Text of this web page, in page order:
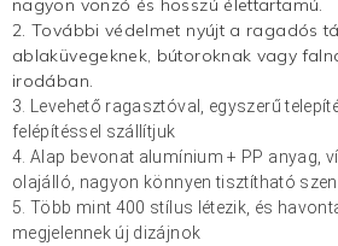
nagyon vonzó és hosszú élettartamú.
2. További védelmet nyújt a ragadós
ablaküvegeknek, bútoroknak vagy
irodában.
3. Levehető ragasztóval, egyszerű
felépítéssel szállítjuk
4. Alap bevonat alumínium + PP anyag,
olajálló, nagyon könnyen tisztítható
5. Több mint 400 stílus létezik, és
megjelennek új dizájnok